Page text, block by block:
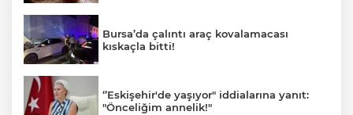
Bursa’da çalıntı araç kovalamacası
kıskaçla bitti!
‘’Eskişehir'de yaşıyor" iddialarına yanıt:
"Önceliğim annelik!"